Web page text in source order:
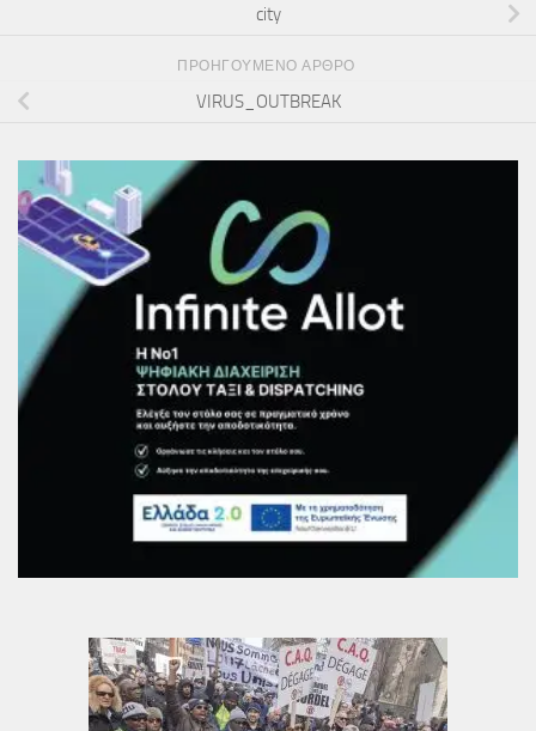
city
ΠΡΟΗΓΟΎΜΕΝΟ ΆΡΘΡΟ
VIRUS_OUTBREAK